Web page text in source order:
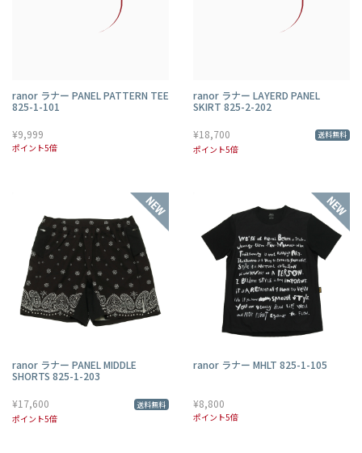
ranor ラナー PANEL PATTERN TEE
825-1-101
¥9,999
ポイント5倍
ranor ラナー LAYERD PANEL
SKIRT 825-2-202
¥18,700 送料無料
ポイント5倍
ranor ラナー PANEL MIDDLE
SHORTS 825-1-203
¥17,600 送料無料
ポイント5倍
ranor ラナー MHLT 825-1-105
¥8,800
ポイント5倍